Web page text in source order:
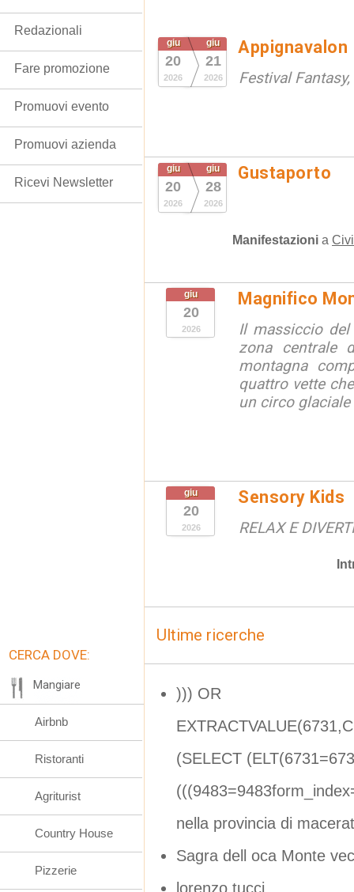
giu
20
2026
giu
21
2026
Appignavalon
Festival
giu
20
2026
giu
28
2026
Gustaporto
Manifestazioni a
giu
20
2026
Magnifico
Il massiccio
zona centrale
montagna
quattro vette
un circo glaciale
giu
20
2026
Sensory Kids
RELAX E
Ultime ricerche
))) OR
(SELECT
nella provincia di
Sagra dell oca Monte
lorenzo tucci
Redazionali
Fare promozione
Promuovi evento
Promuovi azienda
Ricevi Newsletter
CERCA DOVE:
Mangiare
Airbnb
Ristoranti
Agriturist
Country House
Pizzerie